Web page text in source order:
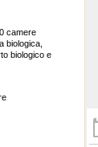
camere
biologica,
biologico e